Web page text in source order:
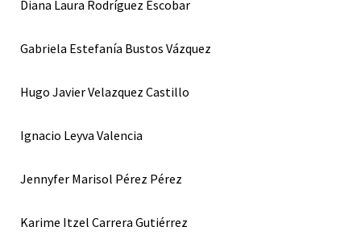
Diana Laura Rodríguez Escobar
Gabriela Estefanía Bustos Vázquez
Hugo Javier Velazquez Castillo
Ignacio Leyva Valencia
Jennyfer Marisol Pérez Pérez
Karime Itzel Carrera Gutiérrez